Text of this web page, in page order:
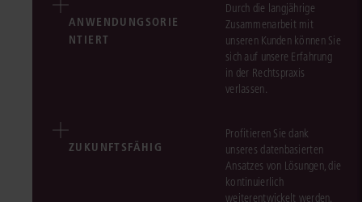
ANWENDUNGSORIE
NTIERT
Durch die langjährige
Zusammenarbeit mit
unseren Kunden können Sie
sich auf unsere Erfahrung
in der Rechtspraxis
verlassen.
ZUKUNFTSFÄHIG
Profitieren Sie dank
unseres datenbasierten
Ansatzes von Lösungen, die
kontinuierlich
weiterentwickelt werden.